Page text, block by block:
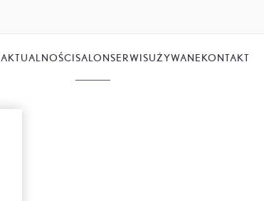
AKTUALNOŚCI SALON SERWISUŻYWANE KONTAKT